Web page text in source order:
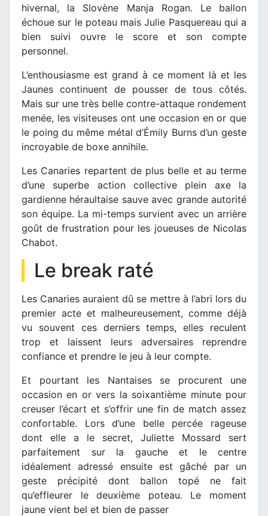
hivernal, la Slovène Manja Rogan. Le ballon
échoue sur le poteau mais Julie Pasquereau qui a
bien suivi ouvre le score et son compte
personnel.
L’enthousiasme est grand à ce moment là et les
Jaunes continuent de pousser de tous côtés.
Mais sur une très belle contre-attaque rondement
menée, les visiteuses ont une occasion en or que
le poing du même métal d’Émily Burns d’un geste
incroyable de boxe annihile.
Les Canaries repartent de plus belle et au terme
d’une superbe action collective plein axe la
gardienne héraultaise sauve avec grande autorité
son équipe. La mi-temps survient avec un arrière
goût de frustration pour les joueuses de Nicolas
Chabot.
Le break raté
Les Canaries auraient dû se mettre à l’abri lors du
premier acte et malheureusement, comme déjà
vu souvent ces derniers temps, elles reculent
trop et laissent leurs adversaires reprendre
confiance et prendre le jeu à leur compte.
Et pourtant les Nantaises se procurent une
occasion en or vers la soixantième minute pour
creuser l’écart et s’offrir une fin de match assez
confortable. Lors d’une belle percée rageuse
dont elle a le secret, Juliette Mossard sert
parfaitement sur la gauche et le centre
idéalement adressé ensuite est gâché par un
geste précipité dont ballon topé ne fait
qu’effleurer le deuxième poteau. Le moment
jaune vient bel et bien de passer